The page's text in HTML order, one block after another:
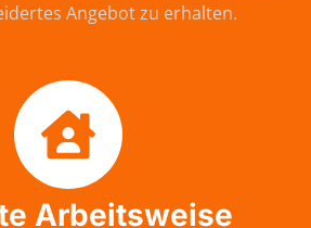
Angebot zu erhalten.
Arbeitsweise